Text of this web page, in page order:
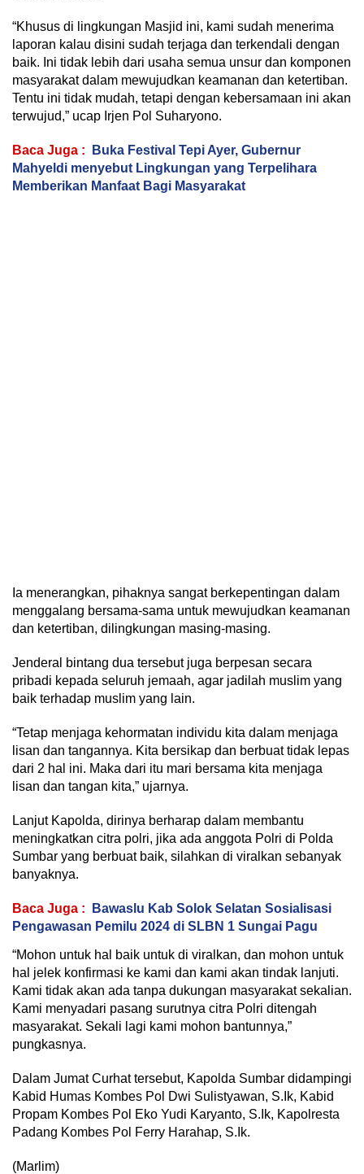
“Khusus di lingkungan Masjid ini, kami sudah menerima
laporan kalau disini sudah terjaga dan terkendali dengan
baik. Ini tidak lebih dari usaha semua unsur dan komponen
masyarakat dalam mewujudkan keamanan dan ketertiban.
Tentu ini tidak mudah, tetapi dengan kebersamaan ini akan
terwujud,” ucap Irjen Pol Suharyono.
Baca Juga :
Buka Festival Tepi Ayer, Gubernur
Mahyeldi menyebut Lingkungan yang Terpelihara
Memberikan Manfaat Bagi Masyarakat
Ia menerangkan, pihaknya sangat berkepentingan dalam
menggalang bersama-sama untuk mewujudkan keamanan
dan ketertiban, dilingkungan masing-masing.
Jenderal bintang dua tersebut juga berpesan secara
pribadi kepada seluruh jemaah, agar jadilah muslim yang
baik terhadap muslim yang lain.
“Tetap menjaga kehormatan individu kita dalam menjaga
lisan dan tangannya. Kita bersikap dan berbuat tidak lepas
dari 2 hal ini. Maka dari itu mari bersama kita menjaga
lisan dan tangan kita,” ujarnya.
Lanjut Kapolda, dirinya berharap dalam membantu
meningkatkan citra polri, jika ada anggota Polri di Polda
Sumbar yang berbuat baik, silahkan di viralkan sebanyak
banyaknya.
Baca Juga :
Bawaslu Kab Solok Selatan Sosialisasi
Pengawasan Pemilu 2024 di SLBN 1 Sungai Pagu
“Mohon untuk hal baik untuk di viralkan, dan mohon untuk
hal jelek konfirmasi ke kami dan kami akan tindak lanjuti.
Kami tidak akan ada tanpa dukungan masyarakat sekalian.
Kami menyadari pasang surutnya citra Polri ditengah
masyarakat. Sekali lagi kami mohon bantunnya,”
pungkasnya.
Dalam Jumat Curhat tersebut, Kapolda Sumbar didampingi
Kabid Humas Kombes Pol Dwi Sulistyawan, S.Ik, Kabid
Propam Kombes Pol Eko Yudi Karyanto, S.Ik, Kapolresta
Padang Kombes Pol Ferry Harahap, S.Ik.
(Marlim)